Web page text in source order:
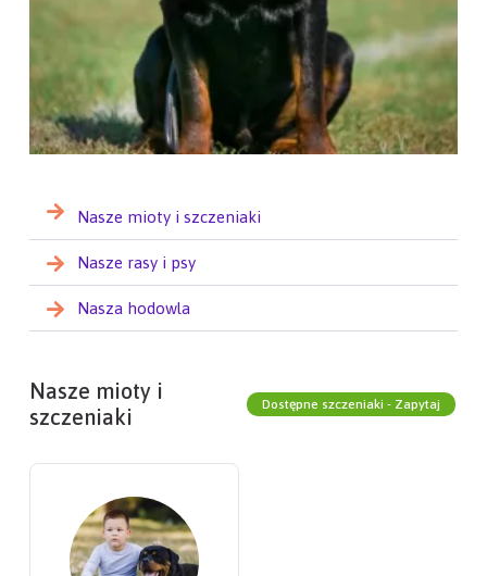
Nasze mioty i szczeniaki
Nasze rasy i psy
Nasza hodowla
Nasze mioty i
szczeniaki
Dostępne szczeniaki - Zapytaj